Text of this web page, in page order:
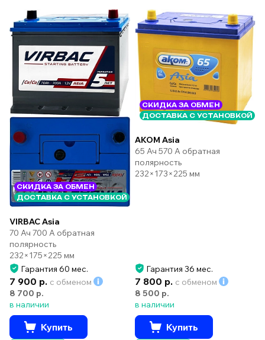
СКИДКА ЗА ОБМЕН
ДОСТАВКА С УСТАНОВКОЙ
VIRBAC Asia
70 Ач 700 А обратная
полярность
232×175×225 мм
Гарантия 60 мес.
7 900 р. с обменом
8 700 р.
в наличии
Купить
СКИДКА ЗА ОБМЕН
ДОСТАВКА С УСТАНОВКОЙ
AKOM Asia
65 Ач 570 А обратная
полярность
232×173×225 мм
Гарантия 36 мес.
7 800 р. с обменом
8 500 р.
в наличии
Купить